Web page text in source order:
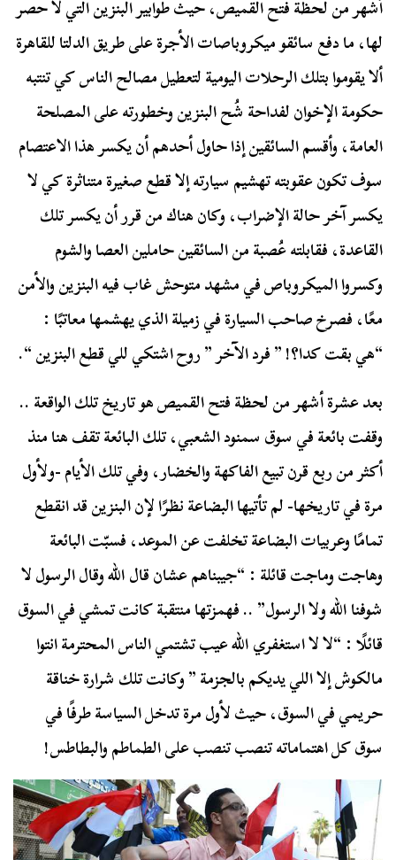
أشهر من لحظة فتح القميص، حيث طوابير البنزين التي لا حصر
لها، ما دفع سائقو ميكروباصات الأجرة على طريق الدلتا للقاهرة
ألا يقوموا بتلك الرحلات اليومية لتعطيل مصالح الناس كي تنتبه
حكومة الإخوان لفداحة شُح البنزين وخطورته على المصلحة
العامة، وأقسم السائقين إذا حاول أحدهم أن يكسر هذا الاعتصام
سوف تكون عقوبته تهشيم سيارته إلا قطع صغيرة متناثرة كي لا
يكسر آخر حالة الإضراب، وكان هناك من قرر أن يكسر تلك
القاعدة، فقابلته عُصبة من السائقين حاملين العصا والشوم
وكسروا الميكروباص في مشهد متوحش غاب فيه البنزين والأمن
معًا، فصرخ صاحب السيارة في زميلة الذي يهشمها معاتبًا :
“هي بقت كدا؟! ” فرد الآخر ” روح اشتكي للي قطع البنزين “.
بعد عشرة أشهر من لحظة فتح القميص هو تاريخ تلك الواقعة ..
وقفت بائعة في سوق سمنود الشعبي، تلك البائعة تقف هنا منذ
أكثر من ربع قرن تبيع الفاكهة والخضار، وفي تلك الأيام -ولأول
مرة في تاريخها- لم تأتيها البضاعة نظرًا لإن البنزين قد انقطع
تمامًا وعربيات البضاعة تخلفت عن الموعد، فسبّت البائعة
وهاجت وماجت قائلة : “جيبناهم عشان قال الله وقال الرسول لا
شوفنا الله ولا الرسول” .. فهمزتها منتقبة كانت تمشي في السوق
قائلًا : “لا لا استغفري الله عيب تشتمي الناس المحترمة انتوا
مالكوش إلا اللي يديكم بالجزمة ” وكانت تلك شرارة خناقة
حريمي في السوق، حيث لأول مرة تدخل السياسة طرفًا في
سوق كل اهتماماته تنصب تنصب على الطماطم والبطاطس!